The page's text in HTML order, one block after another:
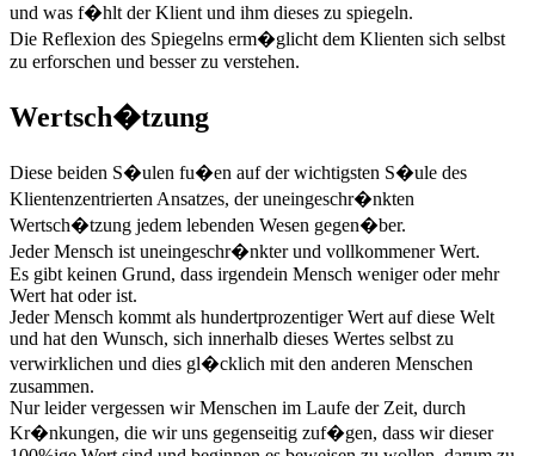
und was f�hlt der Klient und ihm dieses zu spiegeln.
Die Reflexion des Spiegelns erm�glicht dem Klienten sich selbst
zu erforschen und besser zu verstehen.
Wertsch�tzung
Diese beiden S�ulen fu�en auf der wichtigsten S�ule des
Klientenzentrierten Ansatzes, der uneingeschr�nkten
Wertsch�tzung jedem lebenden Wesen gegen�ber.
Jeder Mensch ist uneingeschr�nkter und vollkommener Wert.
Es gibt keinen Grund, dass irgendein Mensch weniger oder mehr
Wert hat oder ist.
Jeder Mensch kommt als hundertprozentiger Wert auf diese Welt
und hat den Wunsch, sich innerhalb dieses Wertes selbst zu
verwirklichen und dies gl�cklich mit den anderen Menschen
zusammen.
Nur leider vergessen wir Menschen im Laufe der Zeit, durch
Kr�nkungen, die wir uns gegenseitig zuf�gen, dass wir dieser